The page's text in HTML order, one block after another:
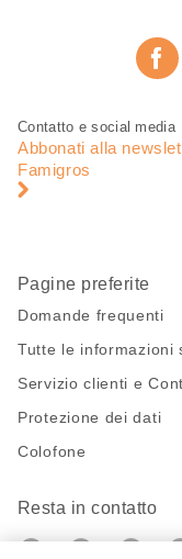
Piè
pagina
Navigazione
pagina
Contatto e social media
Abbonati alla
Famigros
Pagine preferite
Domande frequenti
Tutte le informazioni
Servizio clienti e
Protezione dei dati
Colofone
Resta in contatto
https://